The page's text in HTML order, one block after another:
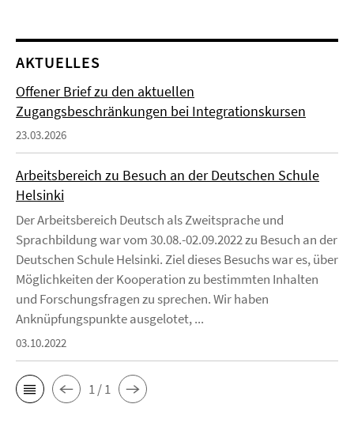
AKTUELLES
Offener Brief zu den aktuellen
Zugangsbeschränkungen bei Integrationskursen
23.03.2026
Arbeitsbereich zu Besuch an der Deutschen Schule
Helsinki
Der Arbeitsbereich Deutsch als Zweitsprache und
Sprachbildung war vom 30.08.-02.09.2022 zu Besuch an der
Deutschen Schule Helsinki. Ziel dieses Besuchs war es, über
Möglichkeiten der Kooperation zu bestimmten Inhalten
und Forschungsfragen zu sprechen. Wir haben
Anknüpfungspunkte ausgelotet, ...
03.10.2022
1 / 1